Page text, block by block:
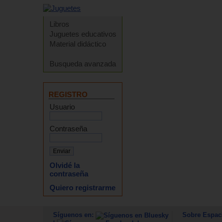
Libros
Juguetes educativos
Material didáctico
Busqueda avanzada
REGISTRO
Usuario
Contraseña
Olvidé la
contraseña
Quiero registrarme
Síguenos en:
Sobre